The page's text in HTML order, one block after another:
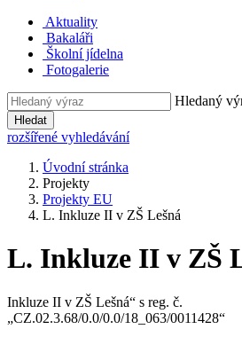
Aktuality
Bakaláři
Školní jídelna
Fotogalerie
Hledaný
Hledat
rozšířené vyhledávání
Úvodní stránka
Projekty
Projekty EU
L. Inkluze II v ZŠ Lešná
L. Inkluze II v ZŠ
Inkluze II v ZŠ Lešná“ s reg. č.
„CZ.02.3.68/0.0/0.0/18_063/0011428“